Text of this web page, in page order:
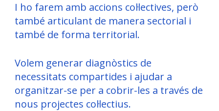
I ho farem amb accions col·lectives, però
també articulant de manera sectorial i
també de forma territorial.
Volem generar diagnòstics de
necessitats compartides i ajudar a
organitzar-se per a cobrir-les a través de
nous projectes col·lectius.